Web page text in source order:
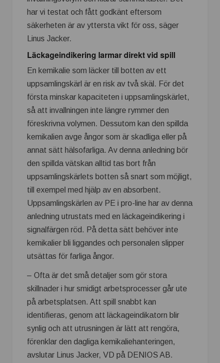
har vi testat och fått godkänt eftersom
säkerheten är av yttersta vikt för oss, säger
Linus Jacker.
Läckageindikering larmar direkt vid spill
En kemikalie som läcker till botten av ett
uppsamlingskärl är en risk av två skäl. För det
första minskar kapaciteten i uppsamlingskärlet,
så att invallningen inte längre rymmer den
föreskrivna volymen. Dessutom kan den spillda
kemikalien avge ångor som är skadliga eller på
annat sätt hälsofarliga. Av denna anledning bör
den spillda vätskan alltid tas bort från
uppsamlingskärlets botten så snart som möjligt,
till exempel med hjälp av en absorbent.
Uppsamlingskärlen av PE i pro-line har av denna
anledning utrustats med en läckageindikering i
signalfärgen röd. På detta sätt behöver inte
kemikalier bli liggandes och personalen slipper
utsättas för farliga ångor.
– Ofta är det små detaljer som gör stora
skillnader i hur smidigt arbetsprocesser går ute
på arbetsplatsen. Att spill snabbt kan
identifieras, genom att läckageindikatorn blir
synlig och att utrusningen är lätt att rengöra,
förenklar den dagliga kemikaliehanteringen,
avslutar Linus Jacker, VD på DENIOS AB.